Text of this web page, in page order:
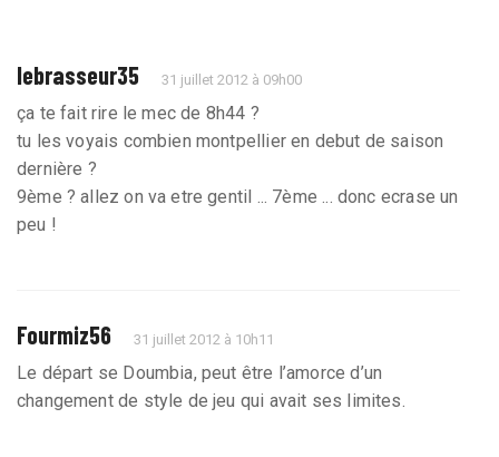
lebrasseur35 31 juillet 2012 à 09h00
ça te fait rire le mec de 8h44 ?
tu les voyais combien montpellier en debut de saison
dernière ?
9ème ? allez on va etre gentil ... 7ème ... donc ecrase un
peu !
Fourmiz56 31 juillet 2012 à 10h11
Le départ se Doumbia, peut être l’amorce d’un
changement de style de jeu qui avait ses limites.